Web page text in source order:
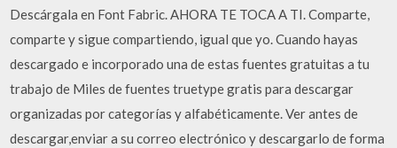
Descárgala en Font Fabric. AHORA TE TOCA A TI. Comparte,
comparte y sigue compartiendo, igual que yo. Cuando hayas
descargado e incorporado una de estas fuentes gratuitas a tu
trabajo de Miles de fuentes truetype gratis para descargar
organizadas por categorías y alfabéticamente. Ver antes de
descargar,enviar a su correo electrónico y descargarlo de forma